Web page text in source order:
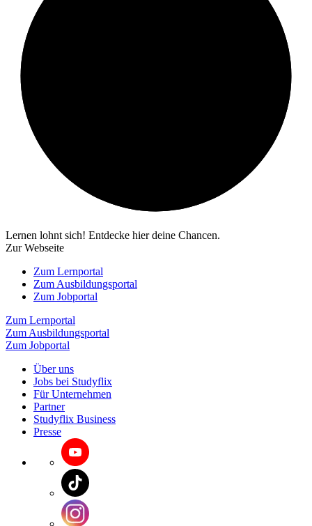
Lernen lohnt sich! Entdecke hier deine Chancen.
Zur Webseite
Zum Lernportal
Zum Ausbildungsportal
Zum Jobportal
Zum Lernportal
Zum Ausbildungsportal
Zum Jobportal
Über uns
Jobs bei Studyflix
Für Unternehmen
Partner
Studyflix Business
Presse